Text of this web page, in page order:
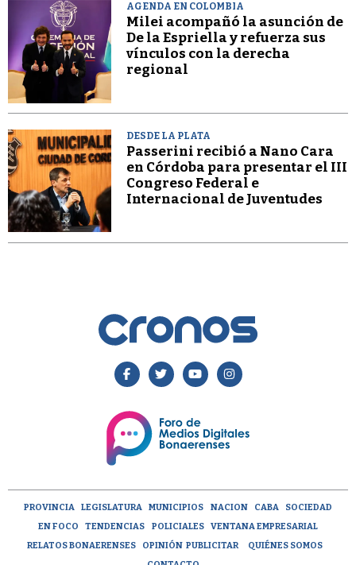
AGENDA EN COLOMBIA
Milei acompañó la asunción de
De la Espriella y refuerza sus
vínculos con la derecha
regional
DESDE LA PLATA
Passerini recibió a Nano Cara
en Córdoba para presentar el III
Congreso Federal e
Internacional de Juventudes
PROVINCIA LEGISLATURA MUNICIPIOS NACION CABA
SOCIEDAD
EN FOCO
TENDENCIAS POLICIALES
VENTANA EMPRESARIAL
RELATOS BONAERENSES
OPINIÓN PUBLICITAR
QUIÉNES SOMOS